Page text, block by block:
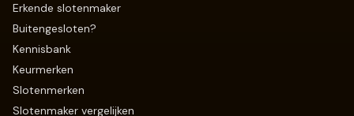
Erkende slotenmaker
Buitengesloten?
Kennisbank
Keurmerken
Slotenmerken
Slotenmaker vergelijken